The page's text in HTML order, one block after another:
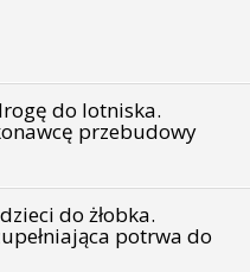
do lotniska.
przebudowy
do żłobka.
potrwa do